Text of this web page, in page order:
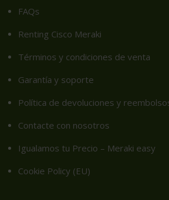
FAQs
Renting Cisco Meraki
Términos y condiciones de venta
Garantía y soporte
Política de devoluciones y
Contacte con nosotros
Igualamos tu Precio – Meraki easy
Cookie Policy (EU)